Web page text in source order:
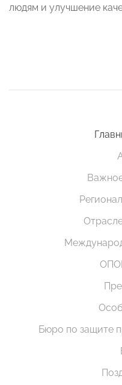
людям и улучшение
Бюро по защите